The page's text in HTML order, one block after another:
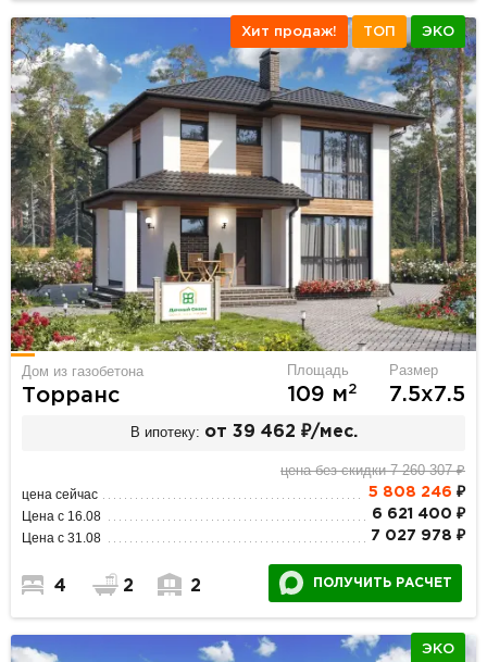
Хит продаж! ТОП ЭКО
Дом из газобетона
Торранс
Площадь
109 м2
Размер
7.5х7.5
В ипотеку: от 39 462 ₽/мес.
цена без скидки 7 260 307 ₽
цена сейчас 5 808 246 ₽
Цена с 16.08 6 621 400 ₽
Цена с 31.08 7 027 978 ₽
4 2 2 ПОЛУЧИТЬ РАСЧЕТ
ЭКО